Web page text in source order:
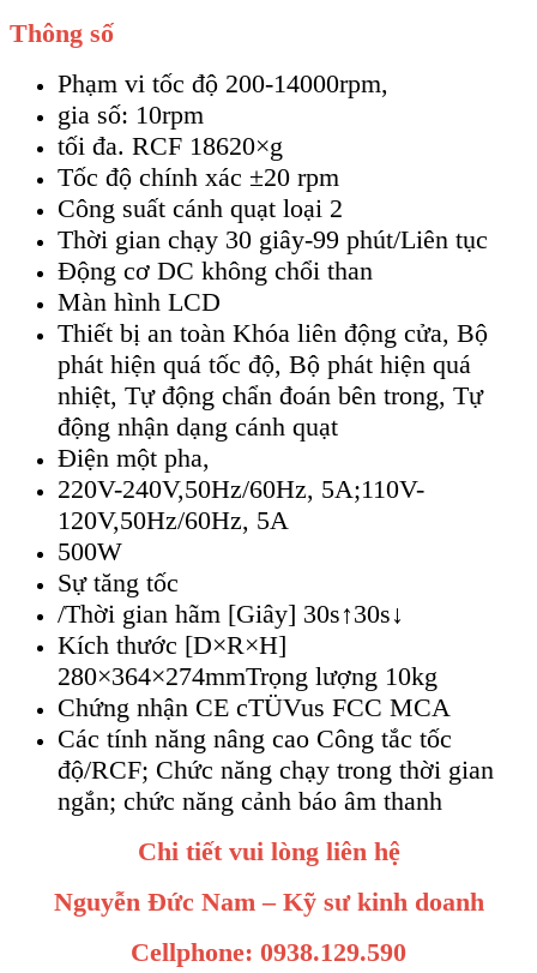
Thông số
Phạm vi tốc độ 200-14000rpm,
gia số: 10rpm
tối đa. RCF 18620×g
Tốc độ chính xác ±20 rpm
Công suất cánh quạt loại 2
Thời gian chạy 30 giây-99 phút/Liên tục
Động cơ DC không chổi than
Màn hình LCD
Thiết bị an toàn Khóa liên động cửa, Bộ
phát hiện quá tốc độ, Bộ phát hiện quá
nhiệt, Tự động chẩn đoán bên trong, Tự
động nhận dạng cánh quạt
Điện một pha,
220V-240V,50Hz/60Hz, 5A;110V-
120V,50Hz/60Hz, 5A
500W
Sự tăng tốc
/Thời gian hãm [Giây] 30s↑30s↓
Kích thước [D×R×H]
280×364×274mmTrọng lượng 10kg
Chứng nhận CE cTÜVus FCC MCA
Các tính năng nâng cao Công tắc tốc
độ/RCF; Chức năng chạy trong thời gian
ngắn; chức năng cảnh báo âm thanh
Chi tiết vui lòng liên hệ
Nguyễn Đức Nam – Kỹ sư kinh doanh
Cellphone: 0938.129.590